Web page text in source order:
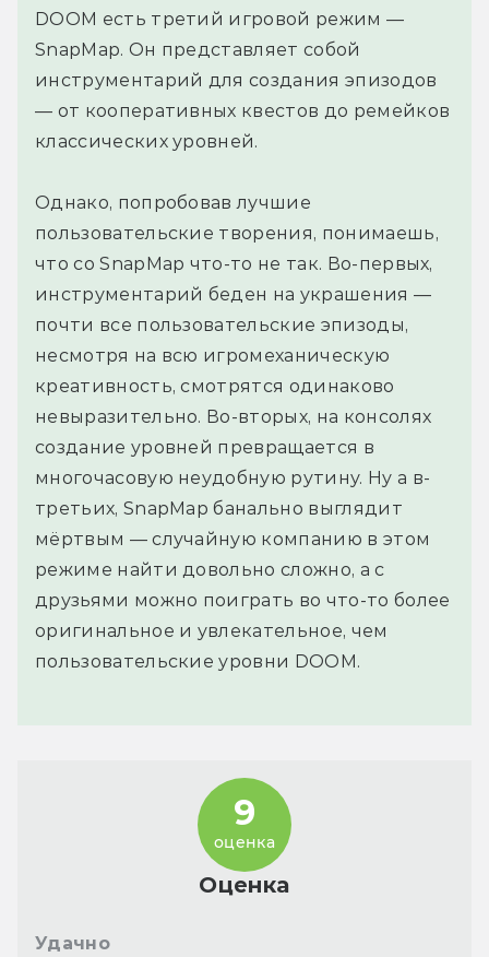
DOOM есть третий игровой режим —
SnapMap. Он представляет собой
инструментарий для создания эпизодов
— от кооперативных квестов до ремейков
классических уровней.
Однако, попробовав лучшие
пользовательские творения, понимаешь,
что со SnapMap что-то не так. Во-первых,
инструментарий беден на украшения —
почти все пользовательские эпизоды,
несмотря на всю игромеханическую
креативность, смотрятся одинаково
невыразительно. Во-вторых, на консолях
создание уровней превращается в
многочасовую неудобную рутину. Ну а в-
третьих, SnapMap банально выглядит
мёртвым — случайную компанию в этом
режиме найти довольно сложно, а с
друзьями можно поиграть во что-то более
оригинальное и увлекательное, чем
пользовательские уровни DOOM.
Оценка
9
оценка
Удачно